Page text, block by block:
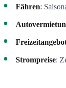
Fähren:
Strompreise: